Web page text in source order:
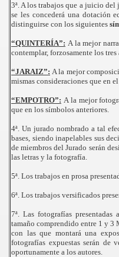
3ª. A los trabajos que a juicio del
se les concederá una dotación
distinguirse con los siguientes
“QUINTERÍA”: A la mejor
contemplar, forzosamente los
“JARAIZ”: A la mejor
mismas consideraciones que en
“EMPOTRO”: A la mejor
que en los símbolos anteriores.
4ª. Un jurado nombrado a tal
bases, siendo inapelables sus
de miembros del Jurado serán
las letras y la fotografía.
5ª. Los trabajos en prosa
6ª. Los trabajos versificados
7ª. Las fotografías presentadas
tamaño comprendido entre 1 y 3
con las que montará una
fotografías expuestas serán de
oportunamente a los autores.